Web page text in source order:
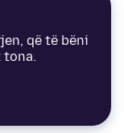
që të bëni
tona.